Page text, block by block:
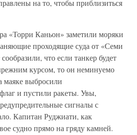
на то, чтобы приблизиться
«Торри Каньон» заметили моряки
проходящие суда от «Семи
что если танкер будет
курсом, то он неминуемо
маяке выбросили
и пустили ракеты. Увы,
сигналы с
Капитан Руджиати, как
судно прямо на гряду камней.